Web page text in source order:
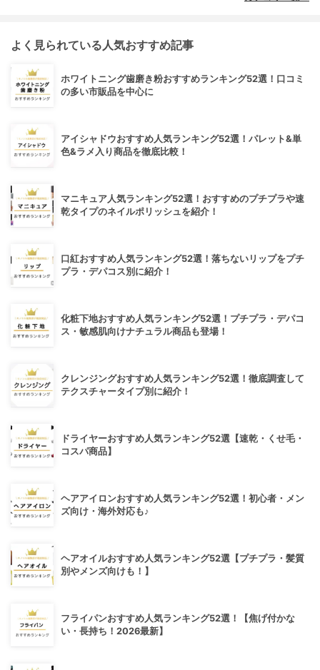
よく見られている人気おすすめ記事
ホワイトニング歯磨き粉おすすめランキング52選！口コミ
の多い市販品を中心に
アイシャドウおすすめ人気ランキング52選！パレット&単
色&ラメ入り商品を徹底比較！
マニキュア人気ランキング52選！おすすめのプチプラや速
乾タイプのネイルポリッシュを紹介！
口紅おすすめ人気ランキング52選！落ちないリップをプチ
プラ・デパコス別に紹介！
化粧下地おすすめ人気ランキング52選！プチプラ・デパコ
ス・敏感肌向けナチュラル商品も登場！
クレンジングおすすめ人気ランキング52選！徹底調査して
テクスチャータイプ別に紹介！
ドライヤーおすすめ人気ランキング52選【速乾・くせ毛・
コスパ商品】
ヘアアイロンおすすめ人気ランキング52選！初心者・メン
ズ向け・海外対応も♪
ヘアオイルおすすめ人気ランキング52選【プチプラ・髪質
別やメンズ向けも！】
フライパンおすすめ人気ランキング52選！【焦げ付かな
い・長持ち！2026最新】